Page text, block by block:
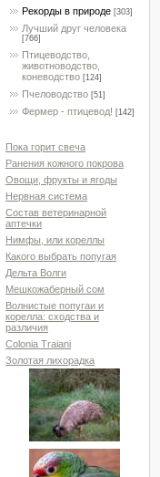
Рекорды в природе [303]
Лучший друг человека
[766]
Птицеводство,
животноводство,
коневодство [124]
Пчеловодство [51]
Фермер - птицевод! [142]
Пока горит свеча
Ранения кожного покрова
Овощи, фрукты и ягоды
Нервная система
Состав ветеринарной
аптечки
Нимфы, или кореллы
Какого выбрать попугая
Дельта Волги
Мешкожаберный сом
Волнистые попугаи и
корелла: сходства и
различия
Colonia Traiani
Золотая лихорадка